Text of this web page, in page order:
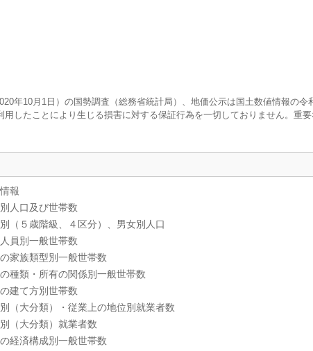
年10月1日）の国勢調査（総務省統計局）、地価公示は国土数値情報の令
したことにより生じる損害に対する保証行為を一切しておりません。重
報
人口及び世帯数
（５歳階級、４区分）、男女別人口
員別一般世帯数
家族類型別一般世帯数
種類・所有の関係別一般世帯数
建て方別世帯数
（大分類）・従業上の地位別就業者数
（大分類）就業者数
経済構成別一般世帯数